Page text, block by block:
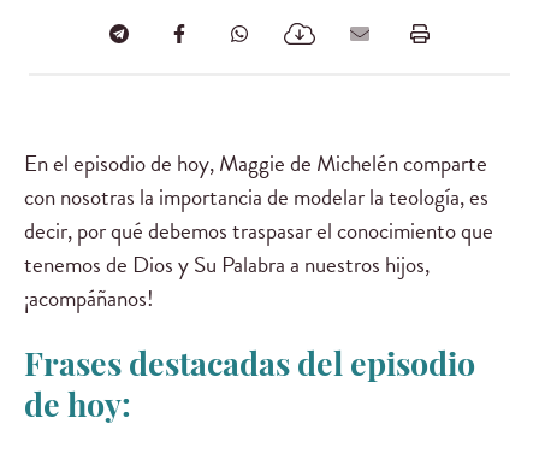
En el episodio de hoy, Maggie de Michelén comparte
con nosotras la importancia de modelar la teología, es
decir, por qué debemos traspasar el conocimiento que
tenemos de Dios y Su Palabra a nuestros hijos,
¡acompáñanos!
Frases destacadas del episodio
de hoy: